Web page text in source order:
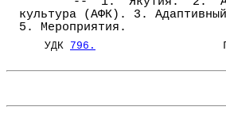
культура (АФК). 3.
5. Мероприятия.
УДК 796.